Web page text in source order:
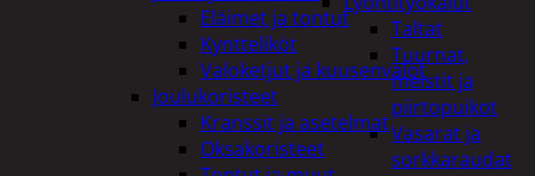
Taltat
Tuurnat,
meistit ja
piirtopuikot
Vasarat ja
sorkkaraudat
Eläimet ja tontut
Kyntteliköt
Valoketjut ja kuusenvalot
Joulukoristeet
Kranssit ja asetelmat
Oksakoristeet